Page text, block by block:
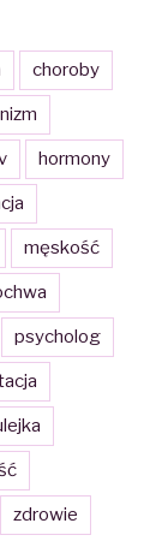
choroby
hormony
męskość
psycholog
zdrowie